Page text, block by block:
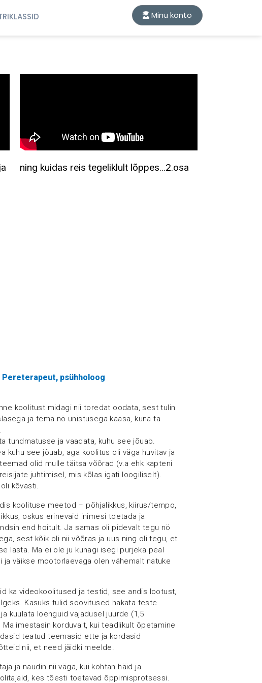
Minu konto
ning kuidas reis tegeliklult lõppes…2.osa
Pereterapeut, psühholoog
koolitust midagi nii toredat oodata, sest tulin
ja tema nö unistusega kaasa, kuna ta
tundmatusse ja vaadata, kuhu see jõuab.
kuhu see jõuab, aga koolitus oli väga huvitav ja
olid mulle täitsa võõrad (v.a ehk kapteni
juhtimisel, mis kõlas igati loogiliselt).
kõvasti.
koolituse meetod – põhjalikkus, kiirus/tempo,
oskus erinevaid inimesi toetada ja
end hoitult. Ja samas oli pidevalt tegu nö
sest kõik oli nii võõras ja uus ning oli tegu, et
lasta. Ma ei ole ju kunagi isegi purjeka peal
ja väikse mootorlaevaga olen vähemalt natuke
ka videokoolitused ja testid, see andis lootust,
Kasuks tulid soovitused hakata teste
kuulata loenguid vajadusel juurde (1,5
Ma imestasin korduvalt, kui teadlikult õpetamine
teatud teemasid ette ja kordasid
nii, et need jäidki meelde.
ja naudin nii väga, kui kohtan häid ja
kes tõesti toetavad õppimisprotsessi.